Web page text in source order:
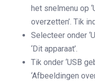
het snelmenu op
overzetten’. Tik
Selecteer onder
‘Dit apparaat’.
Tik onder ‘USB
‘Afbeeldingen